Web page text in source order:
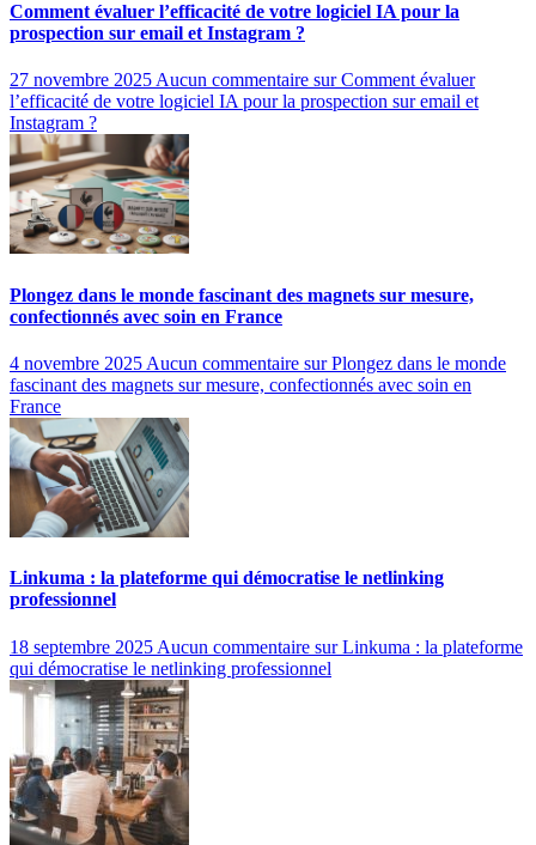
Comment évaluer l’efficacité de votre logiciel IA pour la
prospection sur email et Instagram ?
27 novembre 2025Aucun commentaire sur Comment évaluer
l’efficacité de votre logiciel IA pour la prospection sur email et
Instagram ?
Plongez dans le monde fascinant des magnets sur mesure,
confectionnés avec soin en France
4 novembre 2025 Aucun commentaire sur Plongez dans le monde
fascinant des magnets sur mesure, confectionnés avec soin en
France
Linkuma : la plateforme qui démocratise le netlinking
professionnel
18 septembre 2025 Aucun commentaire sur Linkuma : la plateforme
qui démocratise le netlinking professionnel